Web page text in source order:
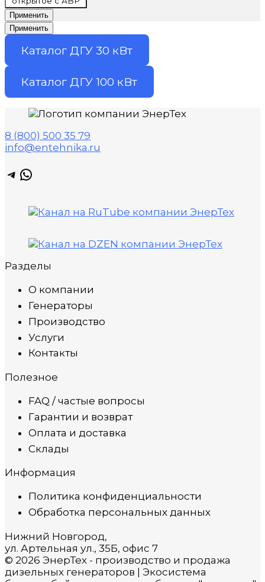
Применить
Применить
Каталог ДГУ 30 кВт
Каталог ДГУ 100 кВт
8 (800) 500 35 79
info@entehnika.ru
Telegram
WhatsApp
Разделы
О компании
Генераторы
Производство
Услуги
Контакты
Полезное
FAQ / частые вопросы
Гарантии и возврат
Оплата и доставка
Склады
Информация
Политика конфиденциальности
Обработка персональных данных
Нижний Новгород,
ул. Артельная ул., 35Б, офис 7
© 2026 ЭнерТех - производство и продажа
дизельных генераторов | Экосистема